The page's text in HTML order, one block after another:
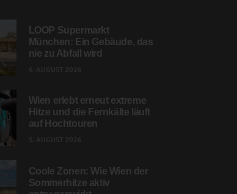
LOOP Supermarkt
München: Ein Gebäude, das
nie zu Abfall wird
Wien erlebt erneut extreme
Hitze und die Fernkälte läuft
auf Hochtouren
Coole Zonen: Wie Wien der
Sommerhitze aktiv